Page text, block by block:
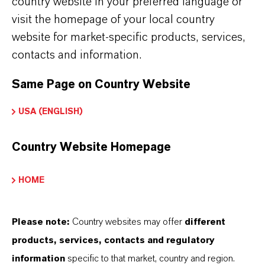
A qualidade é o nosso maior ativo
A qualidade está no topo de nossas
mas também de nossos fornecedores e
desenvolvimento e produção, se estende a
associados. Isso nos torna um parceiro
visit the homepage of your local country
website for market-specific products, services,
contacts and information.
Same Page on Country Website
USA (ENGLISH)
Country Website Homepage
HOME
Please note: Country websites may offer different
products, services, contacts and regulatory
information specific to that market, country and region.